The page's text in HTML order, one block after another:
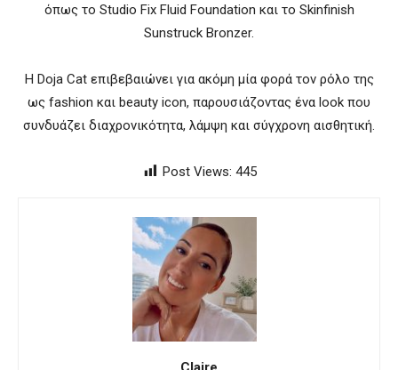
όπως το Studio Fix Fluid Foundation και το Skinfinish
Sunstruck Bronzer.
Η Doja Cat επιβεβαιώνει για ακόμη μία φορά τον ρόλο της
ως fashion και beauty icon, παρουσιάζοντας ένα look που
συνδυάζει διαχρονικότητα, λάμψη και σύγχρονη αισθητική.
Post Views: 445